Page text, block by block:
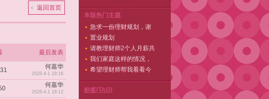
返回首页
最后发表
何嘉华
2026-4-1 18:16
何嘉华
2026-4-1 18:12
本版热门主题
急求一份理财规划，谢
置业规划
请教理财师2个人月薪共
我们家庭这样的情况，
希望理财师帮我看看今
标签(TAG)